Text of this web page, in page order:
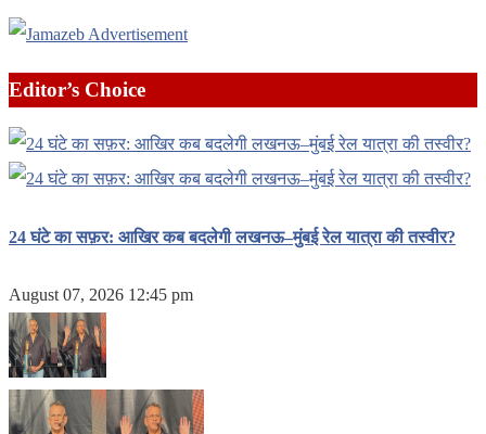
Editor’s Choice
24 घंटे का सफ़र: आखिर कब बदलेगी लखनऊ–मुंबई रेल यात्रा की तस्वीर?
August 07, 2026 12:45 pm